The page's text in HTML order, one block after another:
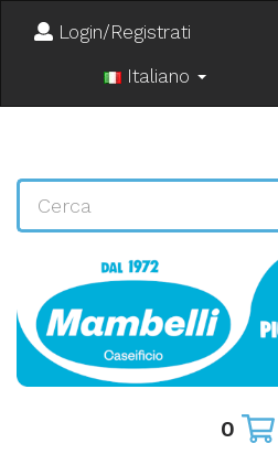
Login/Registrati
Italiano
0